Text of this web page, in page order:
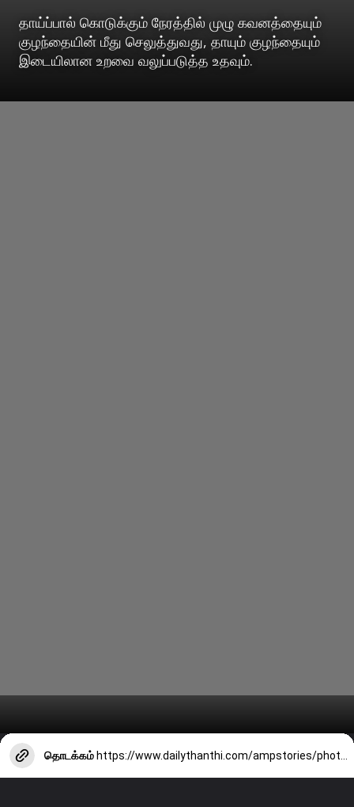
தாய்ப்பால் கொடுக்கும் நேரத்தில் முழு கவனத்தையும்
குழந்தையின் மீது செலுத்துவது, தாயும் குழந்தையும்
இடையிலான உறவை வலுப்படுத்த உதவும்.
தொடக்கம்